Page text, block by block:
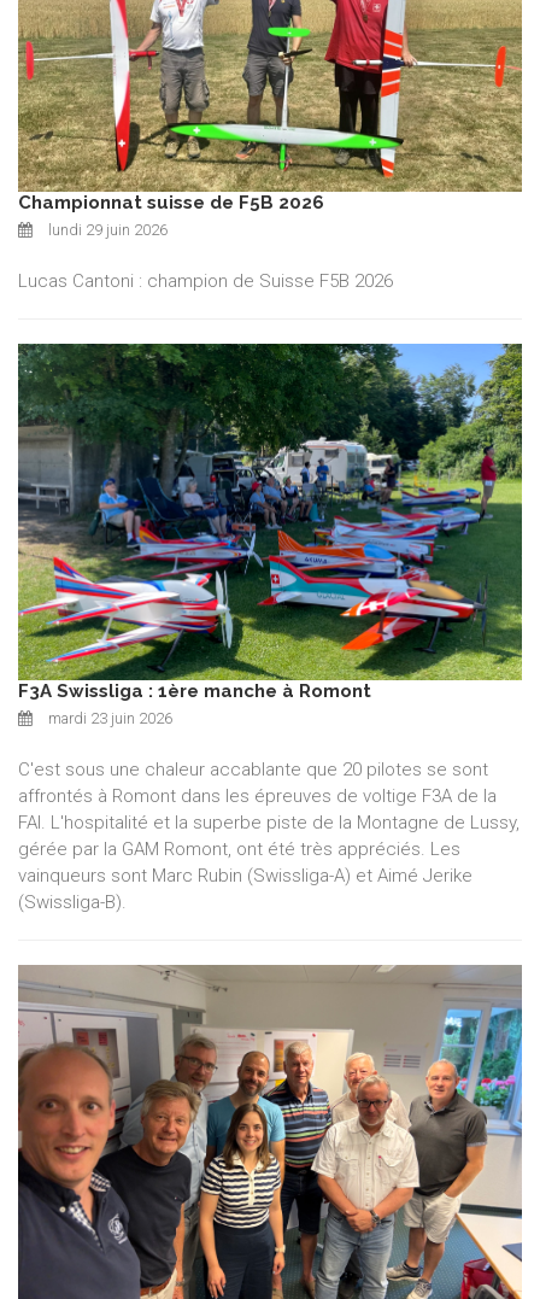
Championnat suisse de F5B 2026
lundi 29 juin 2026
Lucas Cantoni : champion de Suisse F5B 2026
F3A Swissliga : 1ère manche à Romont
mardi 23 juin 2026
C'est sous une chaleur accablante que 20 pilotes se sont
affrontés à Romont dans les épreuves de voltige F3A de la
FAI. L'hospitalité et la superbe piste de la Montagne de Lussy,
gérée par la GAM Romont, ont été très appréciés. Les
vainqueurs sont Marc Rubin (Swissliga-A) et Aimé Jerike
(Swissliga-B).